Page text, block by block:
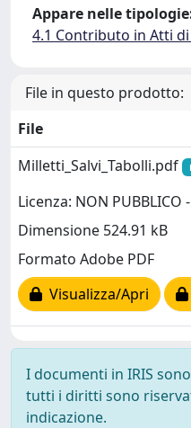
Appare nelle
4.1 Contributo in Atti
File in questo prodotto:
File
Milletti_Salvi_Tabolli.pdf
Licenza: NON
Dimensione 524.91 kB
Formato Adobe PDF
Visualizza/Apri
I documenti in IRIS
tutti i diritti sono
indicazione.